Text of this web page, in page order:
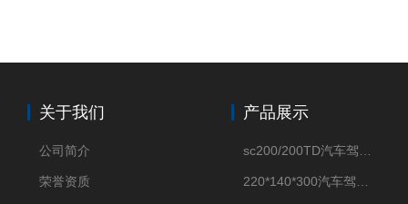
关于我们
公司简介
荣誉资质
产品展示